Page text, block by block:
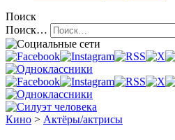
Поиск
Поиск…
Кино > Актёры/актрисы